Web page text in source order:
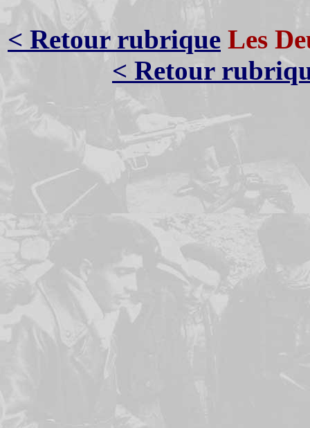
< Retour rubrique Les
< Retour